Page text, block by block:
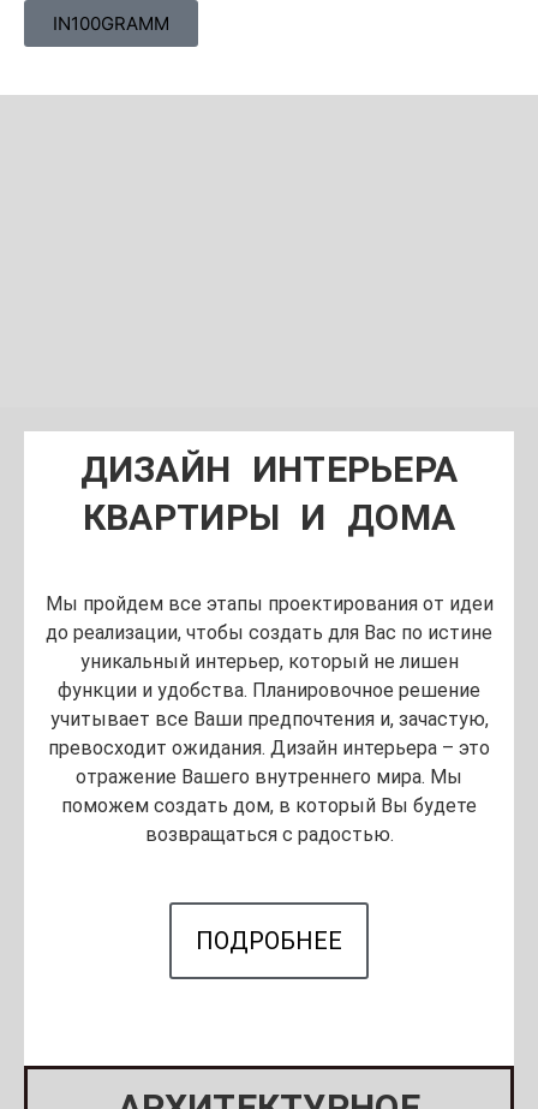
IN100GRAMM
ДИЗАЙН ИНТЕРЬЕРА
КВАРТИРЫ И ДОМА
Мы пройдем все этапы проектирования от идеи
до реализации, чтобы создать для Вас по истине
уникальный интерьер, который не лишен
функции и удобства. Планировочное решение
учитывает все Ваши предпочтения и, зачастую,
превосходит ожидания. Дизайн интерьера – это
отражение Вашего внутреннего мира. Мы
поможем создать дом, в который Вы будете
возвращаться с радостью.
ПОДРОБНЕЕ